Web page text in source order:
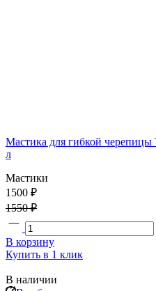
Мастика для гибкой
л
Мастики
1500 ₽
1550 ₽
В корзину
Купить в 1 клик
В наличии